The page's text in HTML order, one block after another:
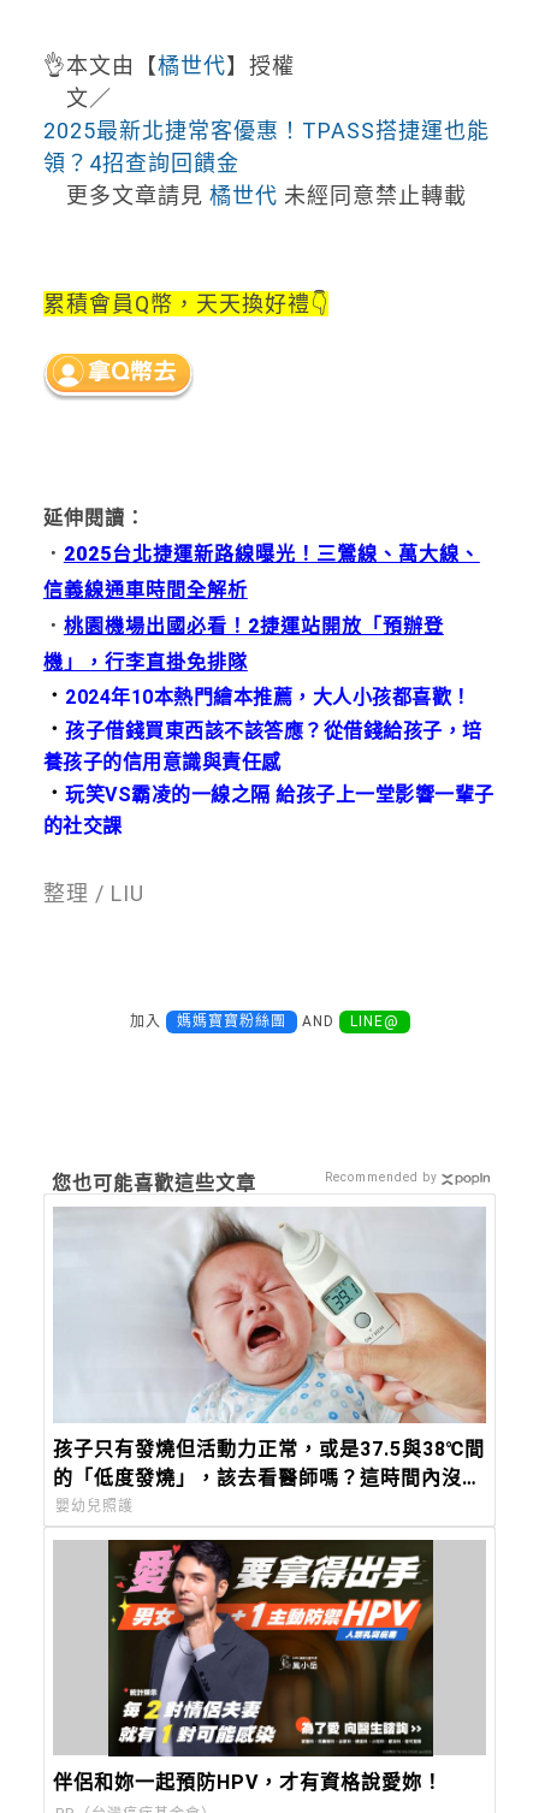
👌本文由【橘世代】授權
文／
2025最新北捷常客優惠！TPASS搭捷運也能
領？4招查詢回饋金
更多文章請見 橘世代 未經同意禁止轉載
累積會員Q幣，天天換好禮👇
延伸閱讀：
． 2025台北捷運新路線曝光！三鶯線、萬大線、
信義線通車時間全解析
． 桃園機場出國必看！2捷運站開放「預辦登
機」，行李直掛免排隊
． 2024年10本熱門繪本推薦，大人小孩都喜歡！
．孩子借錢買東西該不該答應？從借錢給孩子，培
養孩子的信用意識與責任感
．玩笑VS霸凌的一線之隔 給孩子上一堂影響一輩子
的社交課
整理 / LIU
加入 媽媽寶寶粉絲團 AND LINE@
您也可能喜歡這些文章
孩子只有發燒但活動力正常，或是37.5與38℃間
的「低度發燒」，該去看醫師嗎？這時間內沒退
燒，必須就醫
嬰幼兒照護
伴侶和妳一起預防HPV，才有資格說愛妳！
Recommended by